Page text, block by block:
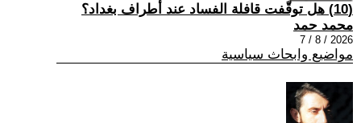
(10) هل توقّفت قافلة الفساد عند أطراف بغداد؟
محمد حمد
2026 / 8 / 7
مواضيع وابحاث سياسية